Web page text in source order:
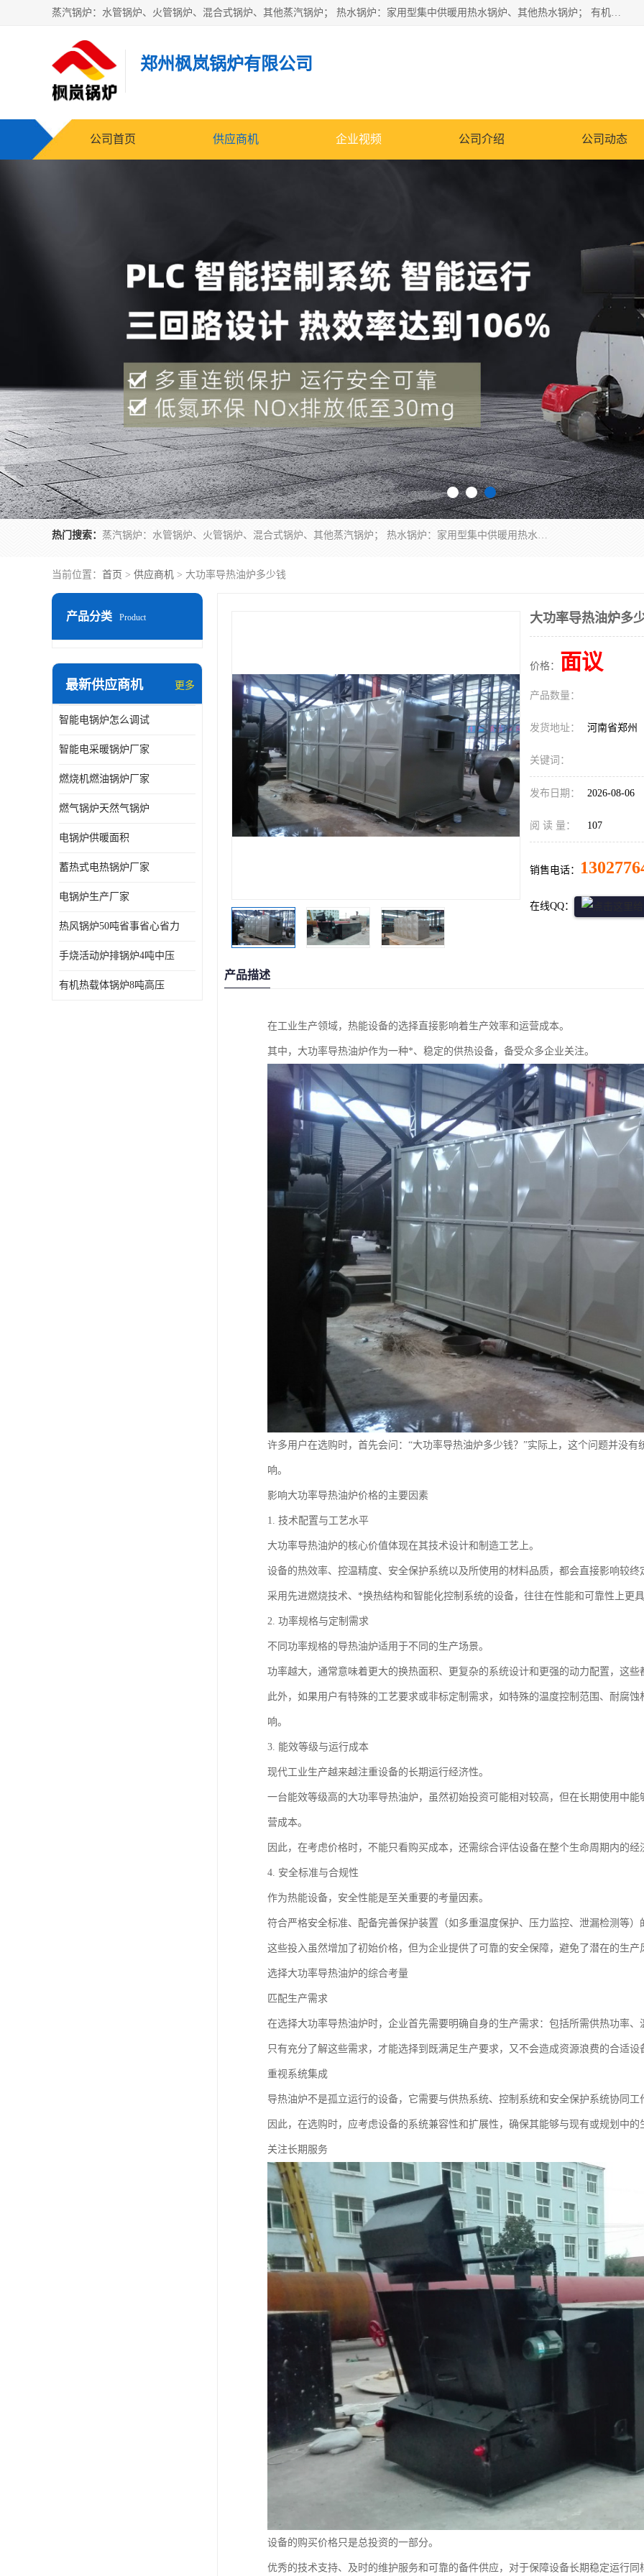
蒸汽锅炉：水管锅炉、火管锅炉、混合式锅炉、其他蒸汽锅炉； 热水锅炉：家用型集中供暖用热水锅炉、其他热水锅炉； 有机热载体锅炉； 船用蒸汽锅炉； （锅炉用辅助设备及装置）蒸汽冷凝器：表面冷凝器、混合式冷凝器、空冷式冷凝器、其他蒸汽冷凝器； 锅炉用辅助设备：节热器、蒸汽收集器、蓄能器、烟垢清除器、气体回收器、泥渣刮除器、空气预热器、其他锅炉用辅助设备；
郑州枫岚锅炉有限公司
公司首页 供应商机 企业视频 公司介绍 公司动态
热门搜索： 蒸汽锅炉：水管锅炉、火管锅炉、混合式锅炉、其他蒸汽锅炉； 热水锅炉：家用型集中供暖用热水锅炉、其他热水锅炉； 有机热载体锅炉； 船用蒸汽锅炉； （锅炉用辅助设备及装置）蒸汽冷凝器：表面冷凝器、混合式冷凝器、空冷式冷凝器、其他蒸汽冷凝器； 锅炉用辅助设备：节热器、蒸汽收集器、蓄能器、烟垢清除器、气体回收器、泥渣刮除器、空气预热器、其他锅炉用辅助设备；
当前位置： 首页 > 供应商机 > 大功率导热油炉多少钱
产品分类 Product
最新供应商机 更多
智能电锅炉怎么调试
智能电采暖锅炉厂家
燃烧机燃油锅炉厂家
燃气锅炉天然气锅炉
电锅炉供暖面积
蓄热式电热锅炉厂家
电锅炉生产厂家
热风锅炉50吨省事省心省力
手烧活动炉排锅炉4吨中压
有机热载体锅炉8吨高压
大功率导热油炉多
价格： 面议
产品数量：
发货地址： 河南省郑州
关键词：
发布日期： 2026-08-06
阅 读 量： 107
销售电话：
在线QQ：
产品描述
在工业生产领域，热能设备的选择直接影响着生产效率和运营成本。
其中，大功率导热油炉作为一种*、稳定的供热设备，备受众多企业关注。
许多用户在选购时，首先会问：“大功率导热油炉多少钱？”实际上，这个问题并没
响。
影响大功率导热油炉价格的主要因素
1. 技术配置与工艺水平
大功率导热油炉的核心价值体现在其技术设计和制造工艺上。
设备的热效率、控温精度、安全保护系统以及所使用的材料品质，都会直接影响较终
采用先进燃烧技术、*换热结构和智能化控制系统的设备，往往在性能和可靠性上更
2. 功率规格与定制需求
不同功率规格的导热油炉适用于不同的生产场景。
功率越大，通常意味着更大的换热面积、更复杂的系统设计和更强的动力配置，这些
此外，如果用户有特殊的工艺要求或非标定制需求，如特殊的温度控制范围、耐腐
响。
3. 能效等级与运行成本
现代工业生产越来越注重设备的长期运行经济性。
一台能效等级高的大功率导热油炉，虽然初始投资可能相对较高，但在长期使用中
营成本。
因此，在考虑价格时，不能只看购买成本，还需综合评估设备在整个生命周期内的经
4. 安全标准与合规性
作为热能设备，安全性能是至关重要的考量因素。
符合严格安全标准、配备完善保护装置（如多重温度保护、压力监控、泄漏检测等
这些投入虽然增加了初始价格，但为企业提供了可靠的安全保障，避免了潜在的生产
选择大功率导热油炉的综合考量
匹配生产需求
在选择大功率导热油炉时，企业首先需要明确自身的生产需求：包括所需供热功率
只有充分了解这些需求，才能选择到既满足生产要求，又不会造成资源浪费的合适设
重视系统集成
导热油炉不是孤立运行的设备，它需要与供热系统、控制系统和安全保护系统协同工
因此，在选购时，应考虑设备的系统兼容性和扩展性，确保其能够与现有或规划中的
关注长期服务
设备的购买价格只是总投资的一部分。
优秀的技术支持、及时的维护服务和可靠的备件供应，对于保障设备长期稳定运行同